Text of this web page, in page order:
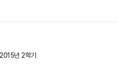
2015년 2학기